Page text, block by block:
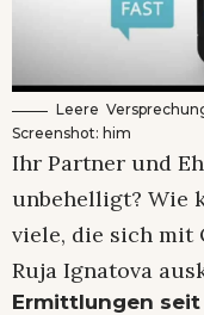
Leere
Screenshot: him
Ihr Partner und
unbehelligt? Wie
viele, die sich mit
Ruja Ignatova
Ermittlungen seit